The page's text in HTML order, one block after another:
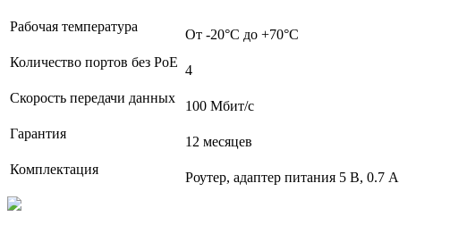
Рабочая температура
От -20°C до +70°C
Количество портов без PoE
4
Cкорость передачи данных
100 Мбит/с
Гарантия
12 месяцев
Комплектация
Роутер, адаптер питания 5 В, 0.7 А